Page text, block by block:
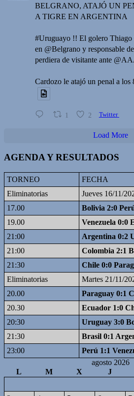
BELGRANO, ATAJÓ UN
A TIGRE EN ARGENTINA
#Uruguayo !! El golero Thiago
en @Belgrano y responsable
perdiera de visitante ante
Cardozo le atajó un penal a
1 2 Twitter
Load More
AGENDA Y RESULTADOS
TORNEO
FECHA
Eliminatorias
Jueves 16/11/
17.00
Bolivia 2:0
19.00
Venezuela 0:0
21:00
Argentina 0:2
21:00
Colombia 2:1
21:30
Chile 0:0
Eliminatorias
Martes 21/11/
20.00
Paraguay 0:1
20.30
Ecuador 1:0
20:30
Uruguay 3:0
21:30
Brasil 0:1
23:00
Perú 1:1
agosto 2026
L
M X J